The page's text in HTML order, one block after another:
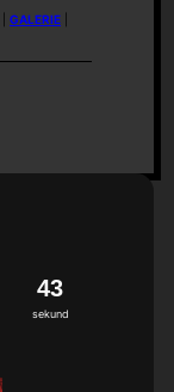
GALERIE
sekund
43